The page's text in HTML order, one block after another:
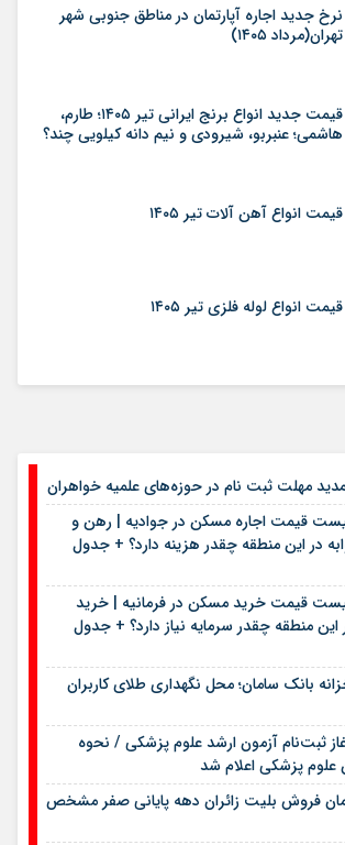
نرخ جدید اجاره آپارتمان در مناطق جنوبی شهر
تهران(مرداد ۱۴۰۵)
قیمت جدید انواع برنج ایرانی تیر ۱۴۰۵؛ طارم،
هاشمی؛ عنبربو، شیرودی و نیم دانه کیلویی چند؟
قیمت انواع آهن آلات تیر ۱۴۰۵
قیمت انواع لوله فلزی تیر ۱۴۰۵
مهلت ثبت نام در حوزه‌های علمیه خواهران
قیمت اجاره مسکن در جوادیه | رهن و
آپارتمان ۲ خوابه در این منطقه چقدر هزینه دارد؟ + جدول
قیمت خرید مسکن در فرمانیه | خرید
خوابه در این منطقه چقدر سرمایه نیاز دارد؟ + جدول
بانک سامان؛ محل نگهداری طلای کاربران
ثبت‌نام آزمون ارشد علوم پزشکی / نحوه
علوم پزشکی اعلام شد
فروش بلیت زائران دهه پایانی صفر مشخص